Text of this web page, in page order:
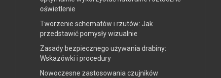
oświetlenie
Tworzenie schematów i rzutów: Jak
przedstawić pomysły wizualnie
Zasady bezpiecznego używania drabiny:
Wskazówki i procedury
Nowoczesne zastosowania czujników